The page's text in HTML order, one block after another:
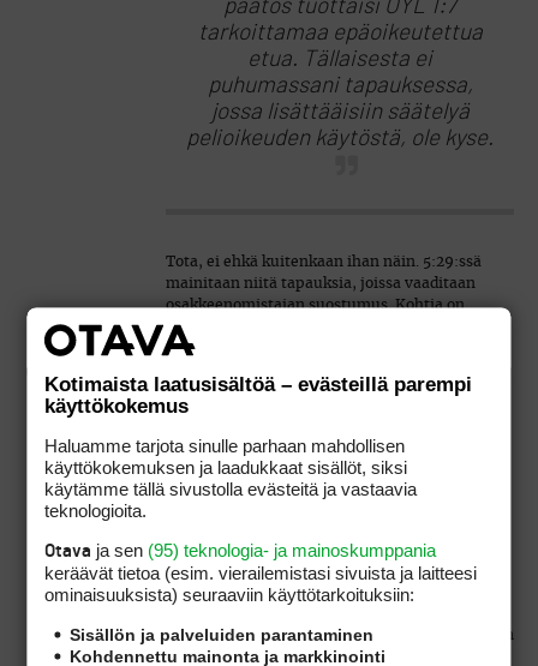
päätös tuottaisi OYL 1:7
tarkoittamaa epäoikeutettua
etua. Tällaisesta ei
puhumassani tapauksessa,
jossa lisättääisiin säätelyä
pelioikeuden käytöstä, ole kyse.
Tota, ei ehkä kuitenkaan ihan näin. 5:29:ssä
mainitaan niitä tapauksia, joissa vaaditaan
osakkeenomistajan suostumus. Kohtia on
huomattavasti enemmän, kuin mainitsemasi.
Tämän keskustelun kannalta merkityksellisin
oikeuksien keskinäistä suhdetta muutetaan ja
muutos koskee hänen osakkeitaan.
Tämän voidaan katsoa tarkoittavan
pelioikeuden käytöstä samanlajisten osakkeiden
kesken. Tästä syystä, mikäli samanlajisilla
Kotimaista laatusisältöä – evästeillä parempi
käyttökokemus
Haluamme tarjota sinulle parhaan mahdollisen
käyttökokemuksen ja laadukkaat sisällöt, siksi
käytämme tällä sivustolla evästeitä ja vastaavia
teknologioita.
Otava ja sen (95) teknologia- ja mainoskumppania
keräävät tietoa (esim. vierailemis­tasi sivuista ja laitteesi
ominaisuuk­sista) seuraaviin käyttötarkoituksiin:
Sisällön ja palveluiden parantaminen
Kohdennettu mainonta ja markkinointi